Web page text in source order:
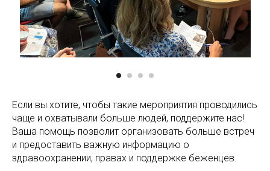
Если вы хотите, чтобы такие мероприятия проводились
чаще и охватывали больше людей, поддержите нас!
Ваша помощь позволит организовать больше встреч
и предоставить важную информацию о
здравоохранении, правах и поддержке беженцев.